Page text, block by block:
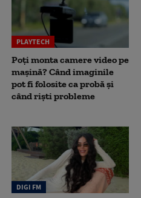
PLAYTECH
Poți monta camere video pe
mașină? Când imaginile
pot fi folosite ca probă și
când riști probleme
DIGI FM